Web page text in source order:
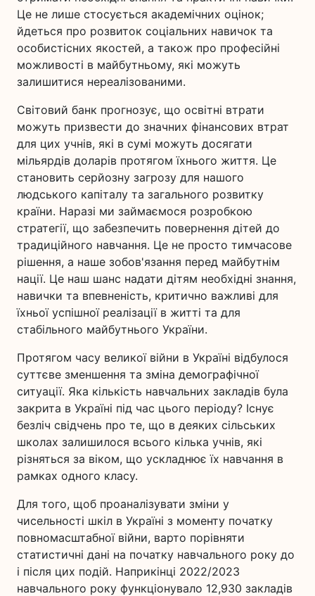
Це не лише стосується академічних оцінок;
йдеться про розвиток соціальних навичок та
особистісних якостей, а також про професійні
можливості в майбутньому, які можуть
залишитися нереалізованими.
Світовий банк прогнозує, що освітні втрати
можуть призвести до значних фінансових втрат
для цих учнів, які в сумі можуть досягати
мільярдів доларів протягом їхнього життя. Це
становить серйозну загрозу для нашого
людського капіталу та загального розвитку
країни. Наразі ми займаємося розробкою
стратегії, що забезпечить повернення дітей до
традиційного навчання. Це не просто тимчасове
рішення, а наше зобов'язання перед майбутнім
нації. Це наш шанс надати дітям необхідні знання,
навички та впевненість, критично важливі для
їхньої успішної реалізації в житті та для
стабільного майбутнього України.
Протягом часу великої війни в Україні відбулося
суттєве зменшення та зміна демографічної
ситуації. Яка кількість навчальних закладів була
закрита в Україні під час цього періоду? Існує
безліч свідчень про те, що в деяких сільських
школах залишилося всього кілька учнів, які
різняться за віком, що ускладнює їх навчання в
рамках одного класу.
Для того, щоб проаналізувати зміни у
чисельності шкіл в Україні з моменту початку
повномасштабної війни, варто порівняти
статистичні дані на початку навчального року до
і після цих подій. Наприкінці 2022/2023
навчального року функціонувало 12,930 закладів